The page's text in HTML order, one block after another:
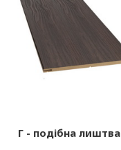
Г - подібна лиштва